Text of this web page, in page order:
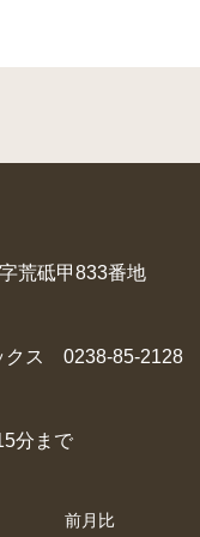
荒砥甲833番地
ス 0238-85-2128
分まで
前月比